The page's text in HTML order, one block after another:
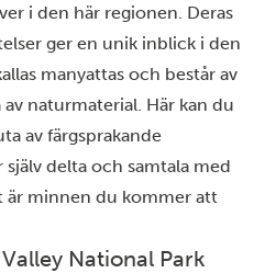
i den här regionen. Deras
ger en unik inblick i den
manyattas och består av
naturmaterial. Här kan du
av färgsprakande
delta och samtala med
är minnen du kommer att
National Park